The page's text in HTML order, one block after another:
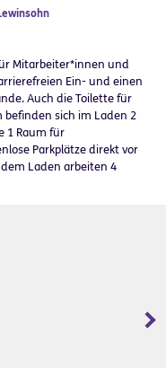
Mitarbeiter*innen und
Ein- und einen
Auch die Toilette für
sich im Laden 2
1 Raum für
Parkplätze direkt vor
Laden arbeiten 4